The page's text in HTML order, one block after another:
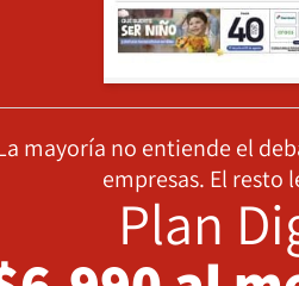
mayoría no entiende el
empresas. El resto
Plan